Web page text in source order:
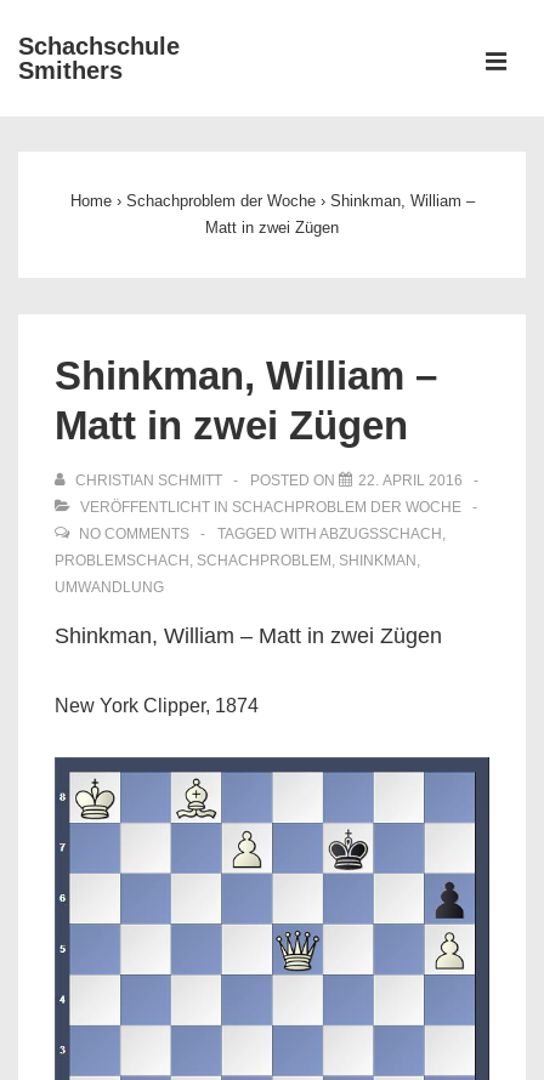
Zum
Inhalt
Schachschule
Smithers
Home › Schachproblem der Woche › Shinkman, William –
Matt in zwei Zügen
Shinkman, William –
Matt in zwei Zügen
CHRISTIAN SCHMITT POSTED ON
22. APRIL 2016
VERÖFFENTLICHT IN SCHACHPROBLEM DER WOCHE
NO COMMENTS
TAGGED WITH ABZUGSSCHACH ,
PROBLEMSCHACH , SCHACHPROBLEM , SHINKMAN ,
UMWANDLUNG
Shinkman, William – Matt in zwei Zügen
New York Clipper, 1874